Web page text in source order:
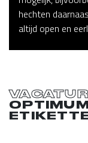
hechten
altijd open en